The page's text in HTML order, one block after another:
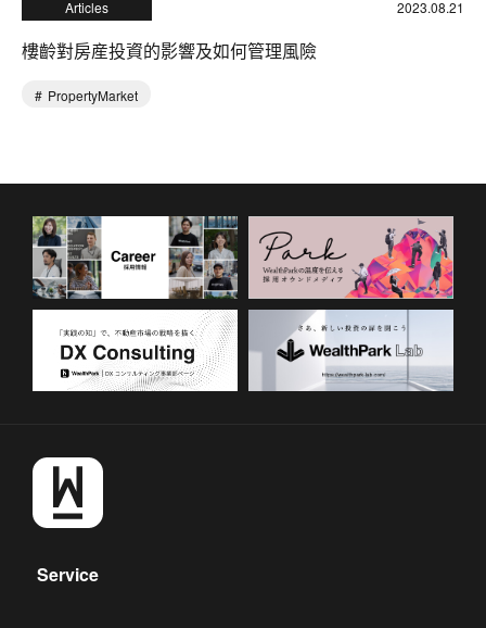
Articles 2023.08.21
樓齡對房産投資的影響及如何管理風險
PropertyMarket
Service